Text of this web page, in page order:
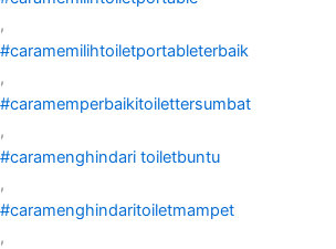
,
#caramemilihtoiletportableterbaik
,
#caramemperbaikitoilettersumbat
,
#caramenghindari toiletbuntu
,
#caramenghindaritoiletmampet
,